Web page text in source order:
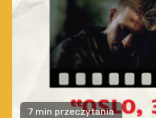
7 min przeczytania